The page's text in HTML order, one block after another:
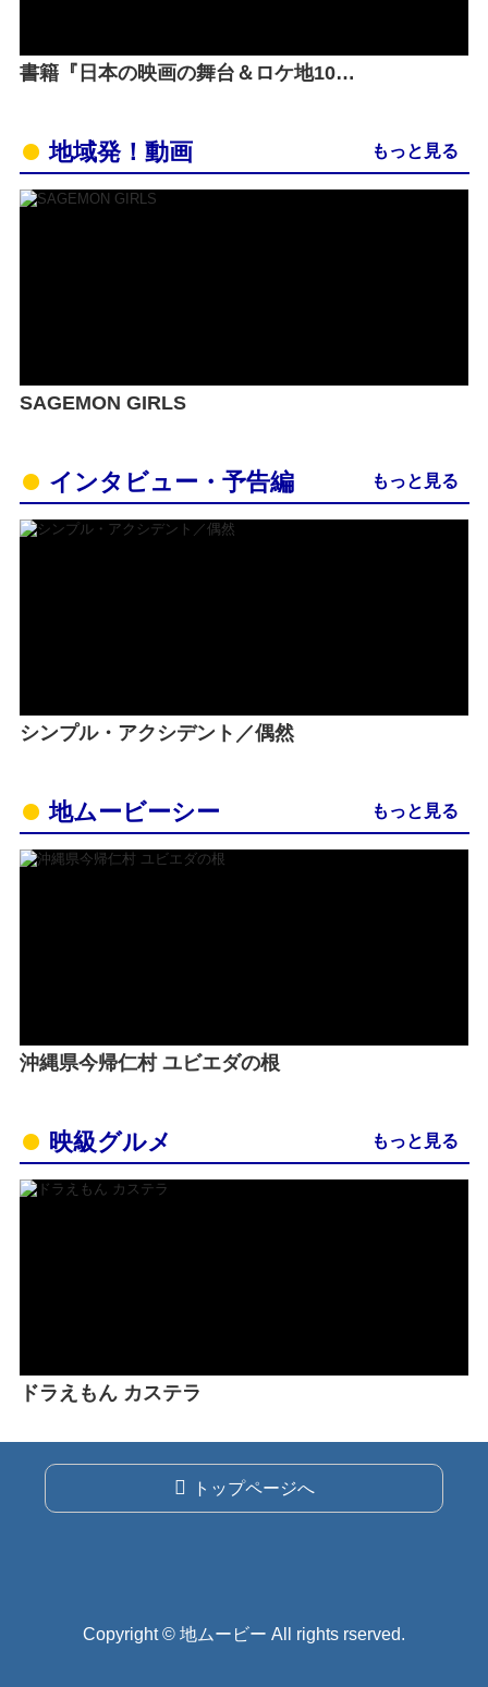
書籍『日本の映画の舞台＆ロケ地10…
地域発！動画 もっと見る
SAGEMON GIRLS
インタビュー・予告編 もっと見る
シンプル・アクシデント／偶然
地ムービーシー もっと見る
沖縄県今帰仁村 ユビエダの根
映級グルメ もっと見る
ドラえもん カステラ
トップページへ
Copyright © 地ムービー All rights rserved.